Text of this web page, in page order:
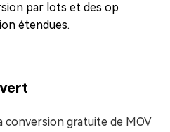
par lots et des options
étendues.
conversion gratuite de MOV